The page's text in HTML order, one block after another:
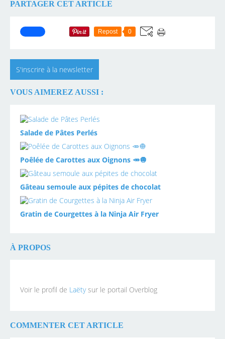
PARTAGER CET ARTICLE
Repost 0
S'inscrire à la newsletter
VOUS AIMEREZ AUSSI :
Salade de Pâtes Perlés
Poêlée de Carottes aux Oignons 🥕🧅
Gâteau semoule aux pépites de chocolat
Gratin de Courgettes à la Ninja Air Fryer
À PROPOS
Voir le profil de Laëtysur le portail Overblog
COMMENTER CET ARTICLE